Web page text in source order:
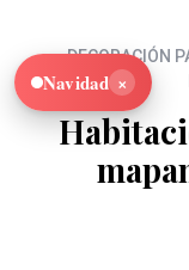
DECORACIÓN
Navidad ×